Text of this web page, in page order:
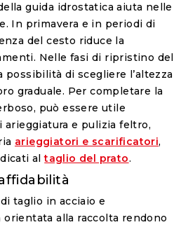
guida idrostatica aiuta nelle
In primavera e in periodi di
del cesto riduce la
Nelle fasi di ripristino del
possibilità di scegliere l’altezza
graduale. Per completare la
può essere utile
e pulizia feltro,
arieggiatori e scarificatori,
altaglio del prato.
taglio in acciaio e
orientata alla raccolta rendono